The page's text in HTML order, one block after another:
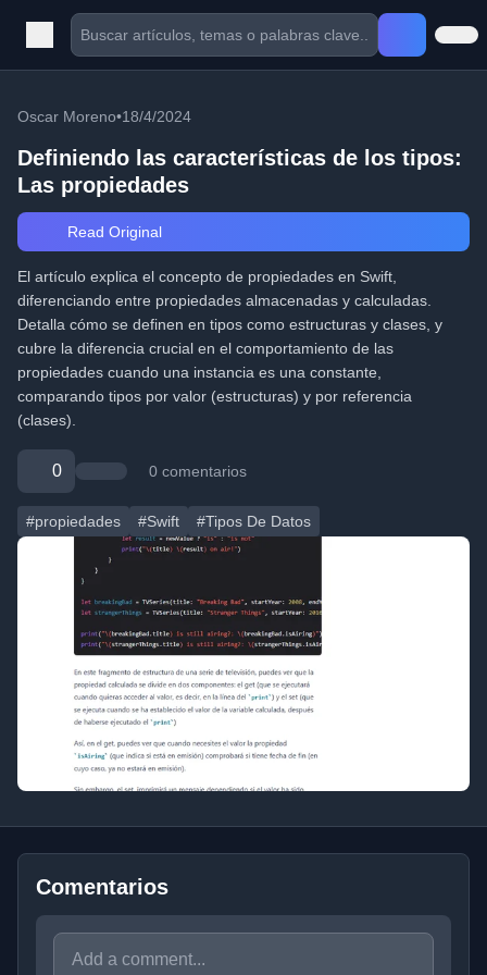
Oscar Moreno•18/4/2024
Definiendo las características de los tipos:
Las propiedades
Read Original
El artículo explica el concepto de propiedades en Swift,
diferenciando entre propiedades almacenadas y calculadas.
Detalla cómo se definen en tipos como estructuras y clases, y
cubre la diferencia crucial en el comportamiento de las
propiedades cuando una instancia es una constante,
comparando tipos por valor (estructuras) y por referencia
(clases).
0 0 comentarios
#propiedades #Swift #Tipos De Datos
Comentarios